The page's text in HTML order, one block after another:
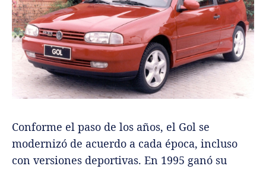
Conforme el paso de los años, el Gol se
modernizó de acuerdo a cada época, incluso
con versiones deportivas. En 1995 ganó su